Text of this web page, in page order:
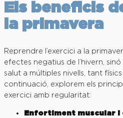
Els beneficis
la primavera
Reprendre l’exercici a la
efectes negatius de l’hivern,
salut a múltiples nivells, tant
continuació, explorem els
exercici amb regularitat:
Enfortiment muscular i